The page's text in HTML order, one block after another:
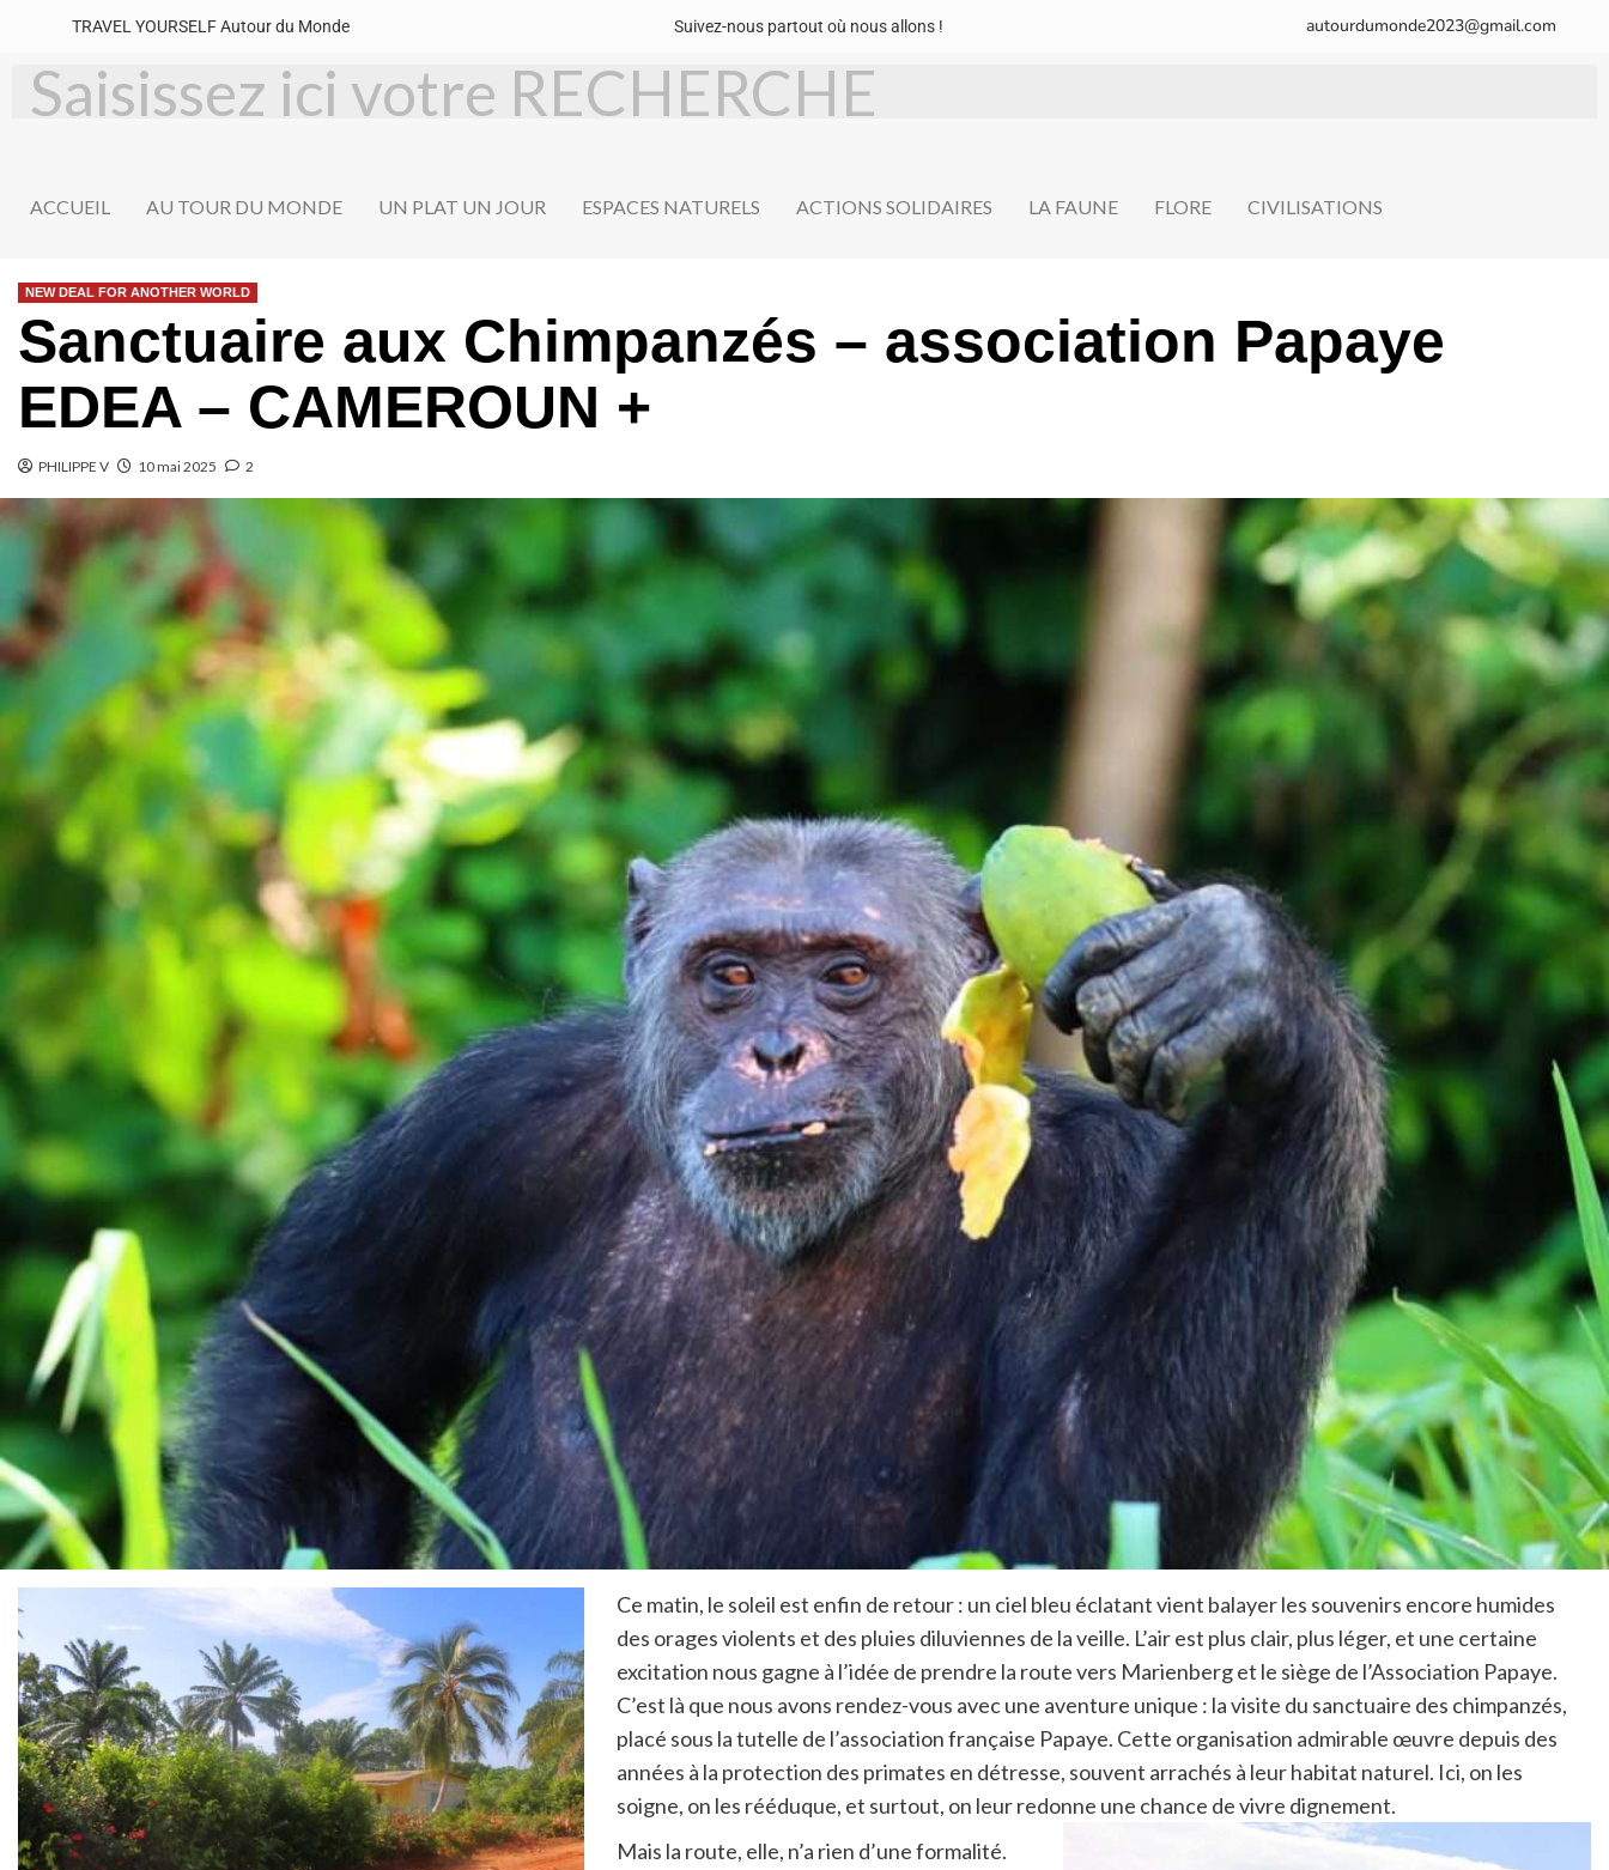
TRAVEL YOURSELF Autour du Monde Suivez-nous partout où nous allons ! autourdumonde2023@gmail.com
ACCUEIL AU TOUR DU MONDE UN PLAT UN JOUR ESPACES NATURELS ACTIONS SOLIDAIRES LA FAUNE FLORE CIVILISATIONS
NEW DEAL FOR ANOTHER WORLD
Sanctuaire aux Chimpanzés – association Papaye
EDEA – CAMEROUN +
PHILIPPE V 10 mai 2025 2
Ce matin, le soleil est enfin de retour : un ciel bleu éclatant vient balayer les souvenirs encore humides
des orages violents et des pluies diluviennes de la veille. L’air est plus clair, plus léger, et une certaine
excitation nous gagne à l’idée de prendre la route vers Marienberg et le siège de l’Association Papaye.
C’est là que nous avons rendez-vous avec une aventure unique : la visite du sanctuaire des chimpanzés,
placé sous la tutelle de l’association française Papaye. Cette organisation admirable œuvre depuis des
années à la protection des primates en détresse, souvent arrachés à leur habitat naturel. Ici, on les
soigne, on les rééduque, et surtout, on leur redonne une chance de vivre dignement.
Mais la route, elle, n’a rien d’une formalité.